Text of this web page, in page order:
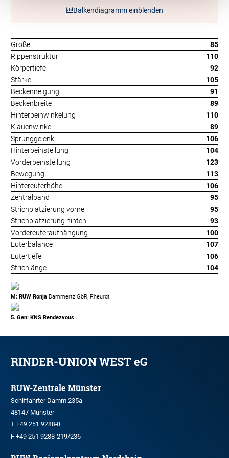
Balkendiagramm einblenden
Größe
85
Rippenstruktur
110
Körpertiefe
92
Stärke
105
Beckenneigung
91
Beckenbreite
89
Hinterbeinwinkelung
110
Klauenwinkel
89
Sprunggelenk
106
Hinterbeinstellung
104
Vorderbeinstellung
123
Bewegung
113
Hintereuterhöhe
106
Zentralband
95
Strichplatzierung vorne
95
Strichplatzierung hinten
93
Vordereuteraufhängung
100
Euterbalance
107
Eutertiefe
106
Strichlänge
104
M: RUW Ronja Dammertz GbR, Rheurdt
5. Gen: KNS Rendezvous
RINDER-UNION WEST eG
RUW-Zentrale Münster
Schiffahrter Damm 235a
48147 Münster
T +49 251 9288-0
F +49 251 9288-219/236